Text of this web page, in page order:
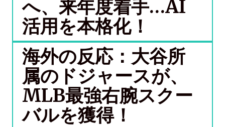
へ、来年度着手…AI
活用を本格化！
海外の反応：大谷所
属のドジャースが、
MLB最強右腕スクー
バルを獲得！